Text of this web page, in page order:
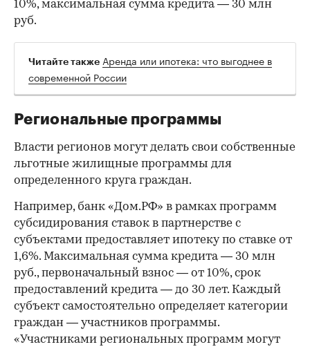
10%, максимальная сумма кредита — 30 млн
руб.
Читайте также Аренда или ипотека: что выгоднее в
современной России
Региональные программы
Власти регионов могут делать свои собственные
льготные жилищные программы для
определенного круга граждан.
Например, банк «Дом.РФ» в рамках программ
субсидирования ставок в партнерстве с
субъектами предоставляет ипотеку по ставке от
1,6%. Максимальная сумма кредита — 30 млн
руб., первоначальный взнос — от 10%, срок
предоставлений кредита — до 30 лет. Каждый
субъект самостоятельно определяет категории
граждан — участников программы.
«Участниками региональных программ могут